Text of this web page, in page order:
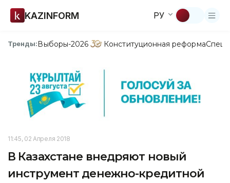
KAZINFORM РУ
Тренды:Выборы-2026 Конституционная реформа
11:45, 02 Апреля 2018
В Казахстане внедряют новый
инструмент денежно-кредитной